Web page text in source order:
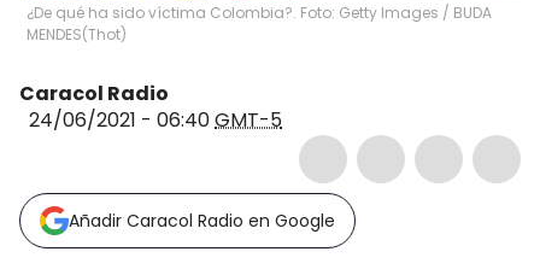
¿De qué ha sido víctima Colombia?. Foto: Getty Images / BUDA
MENDES(Thot)
Caracol Radio
24/06/2021 - 06:40GMT-5
Añadir Caracol Radio en Google